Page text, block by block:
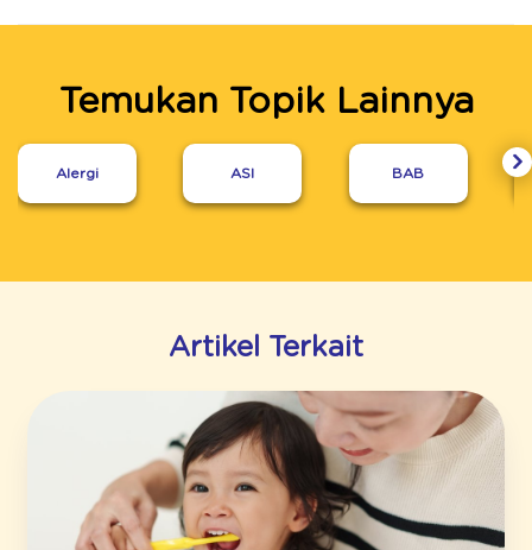
Temukan Topik Lainnya
Alergi ASI BAB
Artikel Terkait